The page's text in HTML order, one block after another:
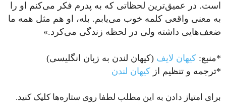
است. در عمیق‌ترین لحظاتی که به پدرم فکر می‌کنم او را
به معنی واقعی کلمه خوب می‌یابم. بله، او هم مثل همه ما
ضعف‌هایی داشته ولی در لحظه زندگی می‌کرد.»
*منبع: کیهان لایف (کیهان لندن به زبان انگلیسی)
*ترجمه و تنظیم از کیهان لندن
برای امتیاز دادن به این مطلب لطفا روی ستاره‌ها کلیک کنید.